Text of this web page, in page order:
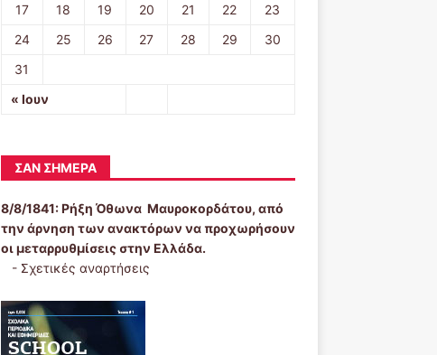
« Ιουν
17
18 19 20 21 22
23
24
25 26 27 28 29
30
31
ΣΑΝ ΣΉΜΕΡΑ
8/8/1841:Ρήξη Όθωνα  Μαυροκορδάτου, από
την άρνηση των ανακτόρων να προχωρήσουν
οι μεταρρυθμίσεις στην Ελλάδα.
- Σχετικές αναρτήσεις